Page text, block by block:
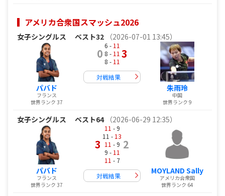
アメリカ合衆国スマッシュ2026
女子シングルス ベスト32 （2026-07-01 13:45）
パバド
フランス
世界ランク 37
0
6 - 11
8 - 11
8 - 11
3
対戦結果
朱雨玲
中国
世界ランク 9
女子シングルス ベスト64 （2026-06-29 12:35）
パバド
フランス
世界ランク 37
3
11 - 9
11 - 13
11 - 9
9 - 11
11 - 7
2
対戦結果
MOYLAND Sally
アメリカ合衆国
世界ランク 64